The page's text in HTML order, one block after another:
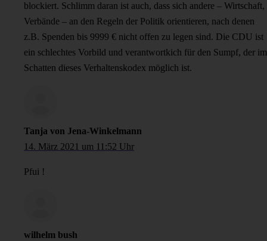
blockiert. Schlimm daran ist auch, dass sich andere – Wirtschaft,
Verbände – an den Regeln der Politik orientieren, nach denen
z.B. Spenden bis 9999 € nicht offen zu legen sind. Die CDU ist
ein schlechtes Vorbild und verantwortkich für den Sumpf, der im
Schatten dieses Verhaltenskodex möglich ist.
Tanja von Jena-Winkelmann
14. März 2021 um 11:52 Uhr
Pfui !
wilhelm bush